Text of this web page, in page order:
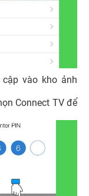
vào kho ảnh
Connect TV để